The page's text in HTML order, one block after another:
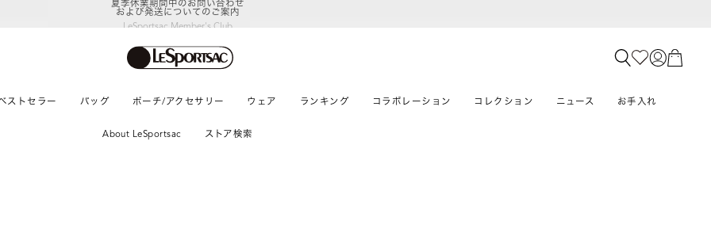
LeSportsac Member's Club
ポイントアップキャンペーン開催中
ストセラー バッグ ポーチ/アクセサリー ウェア ランキング コラボレーション コレクション ニュース お手入れ
About LeSportsac ストア検索